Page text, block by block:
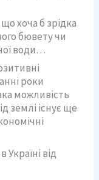
хоча б зрідка
бювету чи
води…
роки
можливість
землі існує ще
від